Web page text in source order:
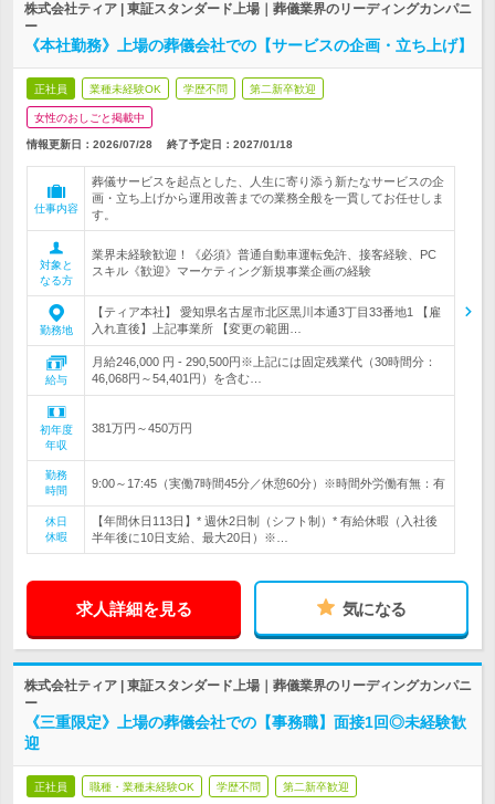
株式会社ティア | 東証スタンダード上場｜葬儀業界のリーディングカンパニ
ー
《本社勤務》上場の葬儀会社での【サービスの企画・立ち上げ】
正社員 業種未経験OK 学歴不問 第二新卒歓迎
女性のおしごと掲載中
情報更新日：2026/07/28 終了予定日： 2027/01/18
仕事内容
葬儀サービスを起点とした、人生に寄り添う新たなサービスの企
画・立ち上げから運用改善までの業務全般を一貫してお任せしま
す。
対象と
なる方
業界未経験歓迎！《必須》普通自動車運転免許、接客経験、PC
スキル《歓迎》マーケティング新規事業企画の経験
勤務地
【ティア本社】 愛知県名古屋市北区黒川本通3丁目33番地1 【雇
入れ直後】上記事業所 【変更の範囲…
給与
月給246,000 円 - 290,500円※上記には固定残業代（30時間分：
46,068円～54,401円）を含む…
初年度
年収
381万円～450万円
勤務
時間
9:00～17:45（実働7時間45分／休憩60分）※時間外労働有無：有
休日
休暇
【年間休日113日】* 週休2日制（シフト制）* 有給休暇（入社後
半年後に10日支給、最大20日）※…
求人詳細を見る 気になる
株式会社ティア | 東証スタンダード上場｜葬儀業界のリーディングカンパニ
ー
《三重限定》上場の葬儀会社での【事務職】面接1回◎未経験歓
迎
正社員 職種・業種未経験OK 学歴不問 第二新卒歓迎